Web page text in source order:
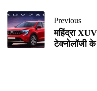
Previous
महिंद्रा
टेक्नोलॉजी